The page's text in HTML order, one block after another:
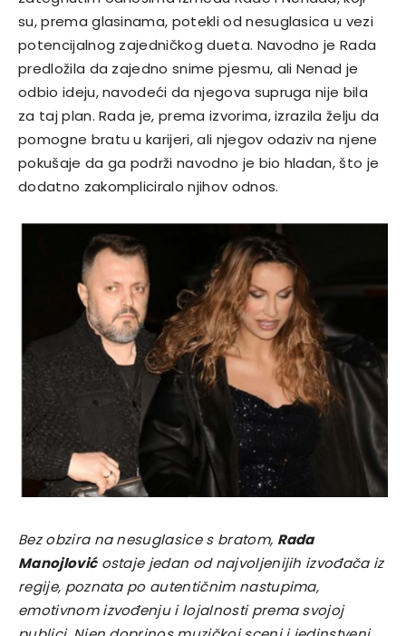
su, prema glasinama, potekli od nesuglasica u vezi
potencijalnog zajedničkog dueta. Navodno je Rada
predložila da zajedno snime pjesmu, ali Nenad je
odbio ideju, navodeći da njegova supruga nije bila
za taj plan. Rada je, prema izvorima, izrazila želju da
pomogne bratu u karijeri, ali njegov odaziv na njene
pokušaje da ga podrži navodno je bio hladan, što je
dodatno zakompliciralo njihov odnos.
Bez obzira na nesuglasice s bratom, Rada
Manojlovićostaje jedan od najvoljenijih izvođača iz
regije, poznata po autentičnim nastupima,
emotivnom izvođenju i lojalnosti prema svojoj